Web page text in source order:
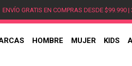
ENVÍO GRATIS EN COMPRAS DESDE $99.990
HOMBRE MUJER KIDS